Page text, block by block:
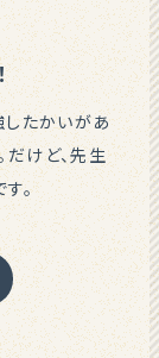
したかいがあ
だけど、先生
。